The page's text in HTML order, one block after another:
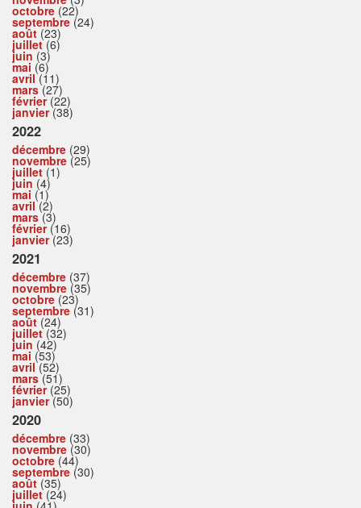
octobre (22)
septembre (24)
août (23)
juillet(6)
juin (3)
mai (6)
avril(11)
mars(27)
février(22)
janvier(38)
2022
décembre (29)
novembre (25)
juillet (1)
juin (4)
mai (1)
avril(2)
mars(3)
février(16)
janvier(23)
2021
décembre (37)
novembre (35)
octobre (23)
septembre (31)
août (24)
juillet(32)
juin (42)
mai (53)
avril(52)
mars(51)
février(25)
janvier(50)
2020
décembre (33)
novembre (30)
octobre (44)
septembre (30)
août (35)
juillet(24)